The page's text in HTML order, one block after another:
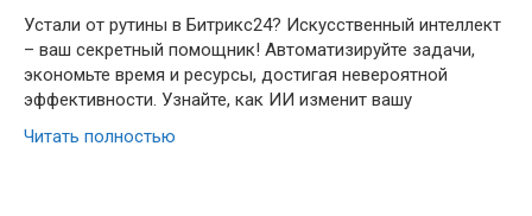
Устали от рутины в Битрикс24? Искусственный интеллект
– ваш секретный помощник! Автоматизируйте задачи,
экономьте время и ресурсы, достигая невероятной
эффективности. Узнайте, как ИИ изменит вашу
Читать полностью